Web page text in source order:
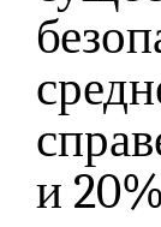
и